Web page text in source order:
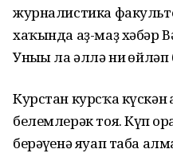
журналистика
хаҡында аҙ-маҙ хәбәр
Уныһы ла әллә ни
Курстан курсҡа күскән
белемлерәк тоя. Күп
берәүһенә яуап таба